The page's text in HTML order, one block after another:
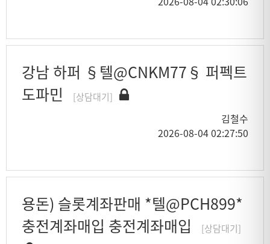
강남 하퍼 §텔@CNKM77§ 퍼펙트
도파민
[상담대기]
김철수
2026-08-04 02:27:50
용돈) 슬롯계좌판매 *텔@PCH899*
충전계좌매입 충전계좌매입
[상담대기]